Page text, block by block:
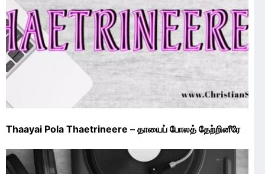
Thaayai Pola Thaetrineere – தாயைப் போலத் தேற்றினீரே